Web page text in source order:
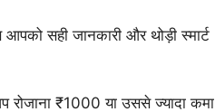
सही जानकारी और थोड़ी स्मार्ट
₹1000 या उससे ज्यादा कमा